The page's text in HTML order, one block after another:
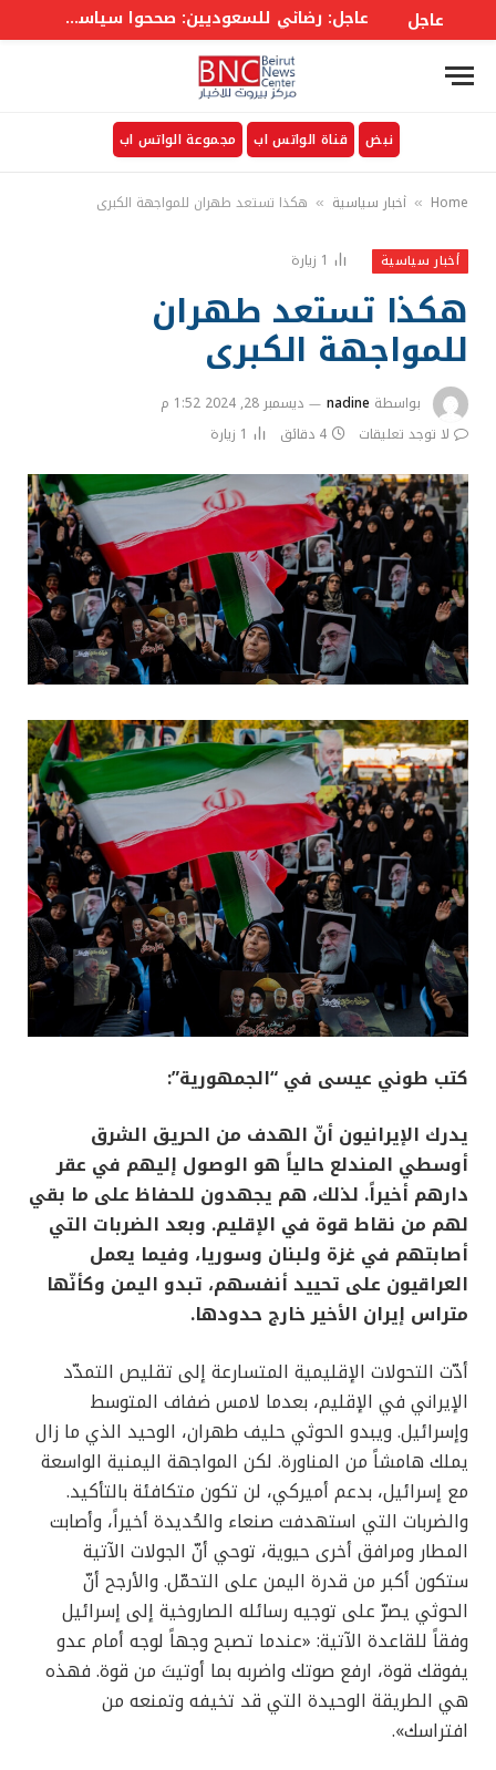
عاجل عاجل: عضو لجنة الأمن القومي في البرلمان إبراهيم رضائي يعلق على الاتفاق المعلن بين السعودية وتركيا وباكستان: على السعوديين أن يعلموا أن الاتفاق الورقي لن يجلب لهم الأمن
نبض قناة الواتس اب مجموعة الواتس اب
Home
» أخبار سياسية » هكذا تستعد طهران للمواجهة الكبرى
أخبار سياسية 1 زيارة
هكذا تستعد طهران
للمواجهة الكبرى
بواسطة nadine
ديسمبر 28, 2024 1:52 م
لا توجد تعليقات
4 دقائق 1 زيارة
كتب طوني عيسى في “الجمهورية”:
يدرك الإيرانيون أنّ الهدف من الحريق الشرق
أوسطي المندلع حالياً هو الوصول إليهم في عقر
دارهم أخيراً. لذلك، هم يجهدون للحفاظ على ما بقي
لهم من نقاط قوة في الإقليم. وبعد الضربات التي
أصابتهم في غزة ولبنان وسوريا، وفيما يعمل
العراقيون على تحييد أنفسهم، تبدو اليمن وكأنّها
متراس إيران الأخير خارج حدودها.
أدّت التحولات الإقليمية المتسارعة إلى تقليص التمدّد
الإيراني في الإقليم، بعدما لامس ضفاف المتوسط
وإسرائيل. ويبدو الحوثي حليف طهران، الوحيد الذي ما زال
يملك هامشاً من المناورة. لكن المواجهة اليمنية الواسعة
مع إسرائيل، بدعم أميركي، لن تكون متكافئة بالتأكيد.
والضربات التي استهدفت صنعاء والحُديدة أخيراً، وأصابت
المطار ومرافق أخرى حيوية، توحي أنّ الجولات الآتية
ستكون أكبر من قدرة اليمن على التحمّل. والأرجح أنّ
الحوثي يصرّ على توجيه رسائله الصاروخية إلى إسرائيل
وفقاً للقاعدة الآتية: «عندما تصبح وجهاً لوجه أمام عدو
يفوقك قوة، ارفع صوتك واضربه بما أوتيتَ من قوة. فهذه
هي الطريقة الوحيدة التي قد تخيفه وتمنعه من
افتراسك».